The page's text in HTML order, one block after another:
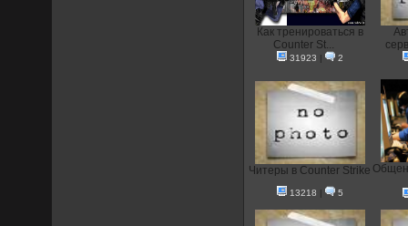
Как тренироваться в
Counter St...
31923 | 2
Читеры в Counter Strike
13218 | 5